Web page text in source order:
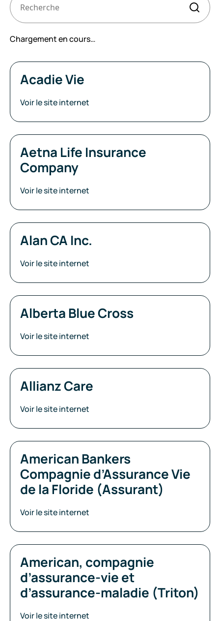
résultats
mis
jour
fur
et
à
mesure
que
vous
Chargement en cours…
Acadie Vie
Voir le site internet
Aetna Life Insurance
Company
Voir le site internet
Alan CA Inc.
Voir le site internet
Alberta Blue Cross
Voir le site internet
Allianz Care
Voir le site internet
American Bankers
Compagnie d’Assurance Vie
de la Floride (Assurant)
Voir le site internet
American, compagnie
d’assurance-vie et
d’assurance-maladie (Triton)
Voir le site internet